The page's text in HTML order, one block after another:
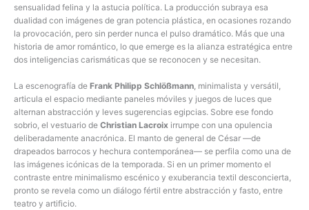
sensualidad felina y la astucia política. La producción subraya esa
dualidad con imágenes de gran potencia plástica, en ocasiones rozando
la provocación, pero sin perder nunca el pulso dramático. Más que una
historia de amor romántico, lo que emerge es la alianza estratégica entre
dos inteligencias carismáticas que se reconocen y se necesitan.
La escenografía de Frank Philipp Schlößmann, minimalista y versátil,
articula el espacio mediante paneles móviles y juegos de luces que
alternan abstracción y leves sugerencias egipcias. Sobre ese fondo
sobrio, el vestuario de Christian Lacroix irrumpe con una opulencia
deliberadamente anacrónica. El manto de general de César —de
drapeados barrocos y hechura contemporánea— se perfila como una de
las imágenes icónicas de la temporada. Si en un primer momento el
contraste entre minimalismo escénico y exuberancia textil desconcierta,
pronto se revela como un diálogo fértil entre abstracción y fasto, entre
teatro y artificio.